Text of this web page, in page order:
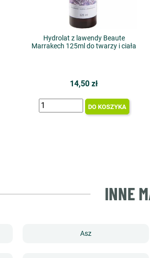
Hydrolat z lawendy Beaute
Marrakech 125ml do twarzy i ciała
14,50 zł
DO KOSZYKA
INNE
Asz